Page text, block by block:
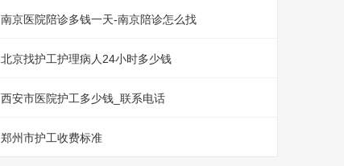
南京医院陪诊多钱一天-南京陪诊怎么找
北京找护工护理病人24小时多少钱
西安市医院护工多少钱_联系电话
郑州市护工收费标准